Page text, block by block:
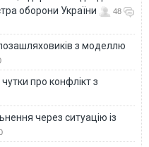
оборони України
48
з моделлю
про конфлікт з
через ситуацію із